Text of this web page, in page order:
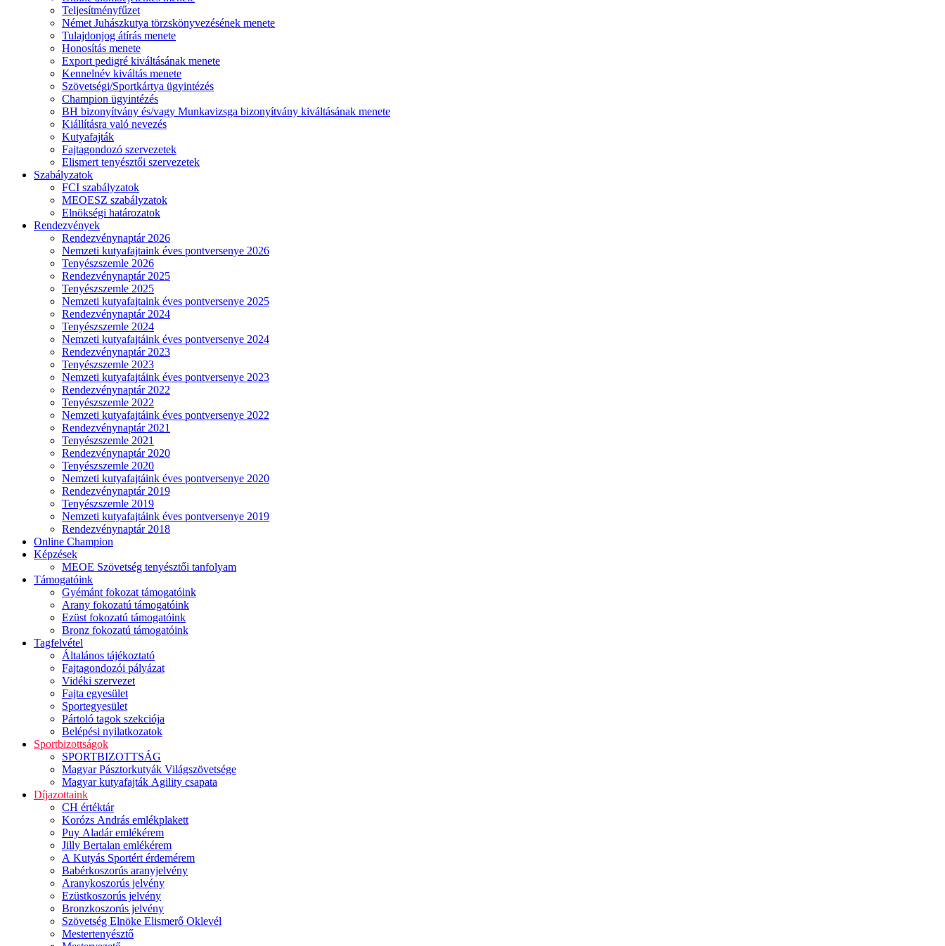
Teljesítményfűzet
Német Juhászkutya törzskönyvezésének menete
Tulajdonjog átírás menete
Honosítás menete
Export pedigré kiváltásának menete
Kennelnév kiváltás menete
Szövetségi/Sportkártya ügyintézés
Champion ügyintézés
BH bizonyítvány és/vagy Munkavizsga bizonyítvány kiváltásának menete
Kiállításra való nevezés
Kutyafajták
Fajtagondozó szervezetek
Elismert tenyésztői szervezetek
Szabályzatok
FCI szabályzatok
MEOESZ szabályzatok
Elnökségi határozatok
Rendezvények
Rendezvénynaptár 2026
Nemzeti kutyafajtaink éves pontversenye 2026
Tenyészszemle 2026
Rendezvénynaptár 2025
Tenyészszemle 2025
Nemzeti kutyafajtaink éves pontversenye 2025
Rendezvénynaptár 2024
Tenyészszemle 2024
Nemzeti kutyafajtáink éves pontversenye 2024
Rendezvénynaptár 2023
Tenyészszemle 2023
Nemzeti kutyafajtáink éves pontversenye 2023
Rendezvénynaptár 2022
Tenyészszemle 2022
Nemzeti kutyafajtáink éves pontversenye 2022
Rendezvénynaptár 2021
Tenyészszemle 2021
Rendezvénynaptár 2020
Tenyészszemle 2020
Nemzeti kutyafajtáink éves pontversenye 2020
Rendezvénynaptár 2019
Tenyészszemle 2019
Nemzeti kutyafajtáink éves pontversenye 2019
Rendezvénynaptár 2018
Online Champion
Képzések
MEOE Szövetség tenyésztői tanfolyam
Támogatóink
Gyémánt fokozat támogatóink
Arany fokozatú támogatóink
Ezüst fokozatú támogatóink
Bronz fokozatú támogatóink
Tagfelvétel
Általános tájékoztató
Fajtagondozói pályázat
Vidéki szervezet
Fajta egyesület
Sportegyesület
Pártoló tagok szekciója
Belépési nyilatkozatok
Sportbizottságok
SPORTBIZOTTSÁG
Magyar Pásztorkutyák Világszövetsége
Magyar kutyafajták Agility csapata
Díjazottaink
CH értéktár
Korózs András emlékplakett
Puy Aladár emlékérem
Jilly Bertalan emlékérem
A Kutyás Sportért érdemérem
Babérkoszorús aranyjelvény
Aranykoszorús jelvény
Ezüstkoszorús jelvény
Bronzkoszorús jelvény
Szövetség Elnöke Elismerő Oklevél
Mestertenyésztő